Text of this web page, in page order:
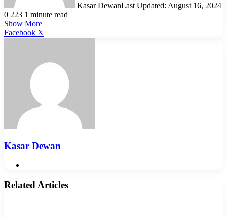
Kasar DewanLast Updated: August 16, 2024
0 223 1 minute read
Show More
Facebook X
Kasar Dewan
Related Articles